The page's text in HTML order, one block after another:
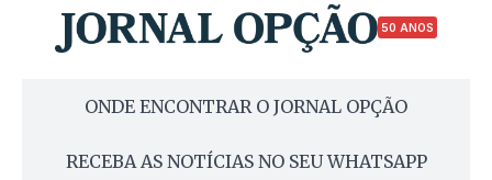
50 ANOS
ONDE ENCONTRAR O JORNAL OPÇÃO
RECEBA AS NOTÍCIAS NO SEU WHATSAPP